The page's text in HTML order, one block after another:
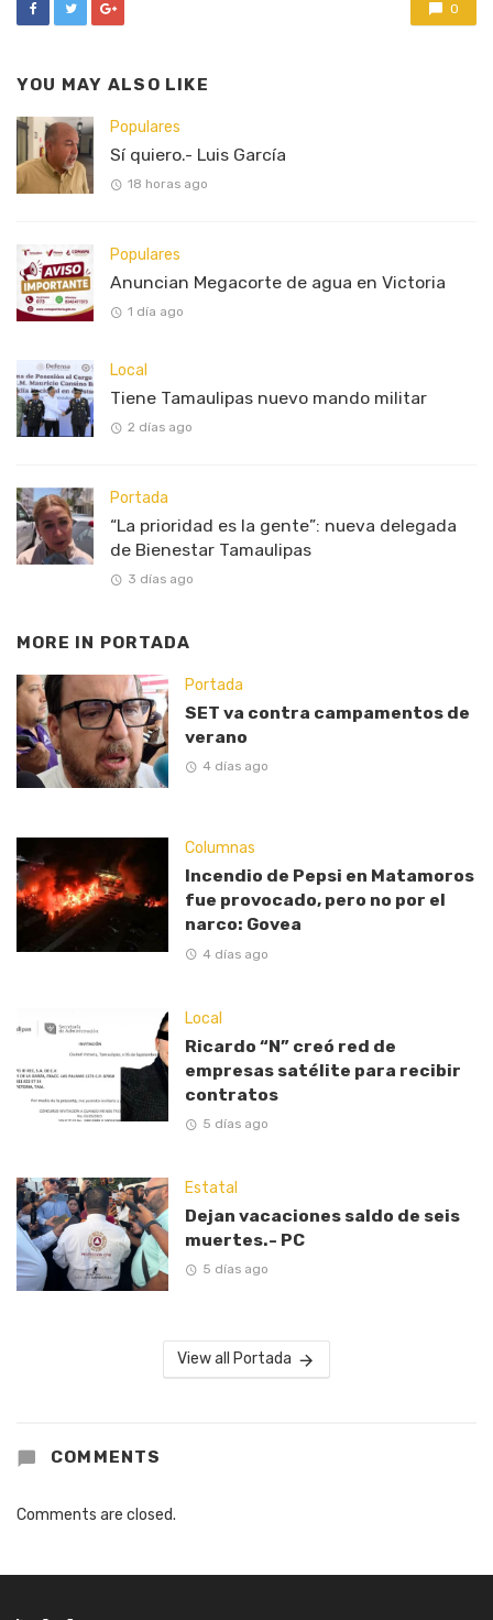
0
YOU MAY ALSO LIKE
Populares
Sí quiero.- Luis García
18 horas ago
Populares
Anuncian Megacorte de agua en Victoria
1 día ago
Local
Tiene Tamaulipas nuevo mando militar
2 días ago
Portada
“La prioridad es la gente”: nueva delegada
de Bienestar Tamaulipas
3 días ago
MORE IN PORTADA
Portada
SET va contra campamentos de
verano
4 días ago
Columnas
Incendio de Pepsi en Matamoros
fue provocado, pero no por el
narco: Govea
4 días ago
Local
Ricardo “N” creó red de
empresas satélite para recibir
contratos
5 días ago
Estatal
Dejan vacaciones saldo de seis
muertes.- PC
5 días ago
View all Portada
COMMENTS
Comments are closed.